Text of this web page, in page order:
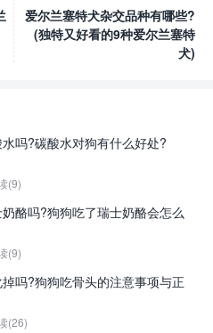
爱尔兰塞特犬杂交品种有哪些?
(独特又好看的9种爱尔兰塞特
犬)
吗?碳酸水对狗有什么好处?
(9)
酪吗?狗狗吃了瑞士奶酪会怎么
(9)
吗?狗狗吃骨头的注意事项与正
(26)